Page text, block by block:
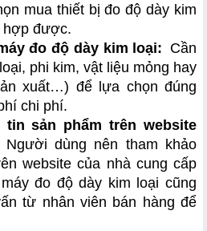
mua thiết bị đo độ dày kim
hợp được.
đo độ dày kim loại:
Cần
phi kim, vật liệu mỏng hay
xuất…) để lựa chọn đúng
chi phí.
tin sản phẩm trên website
Người dùng nên tham khảo
website của nhà cung cấp
đo độ dày kim loại cũng
từ nhân viên bán hàng để